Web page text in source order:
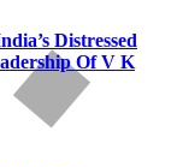
Distressed
Of V K